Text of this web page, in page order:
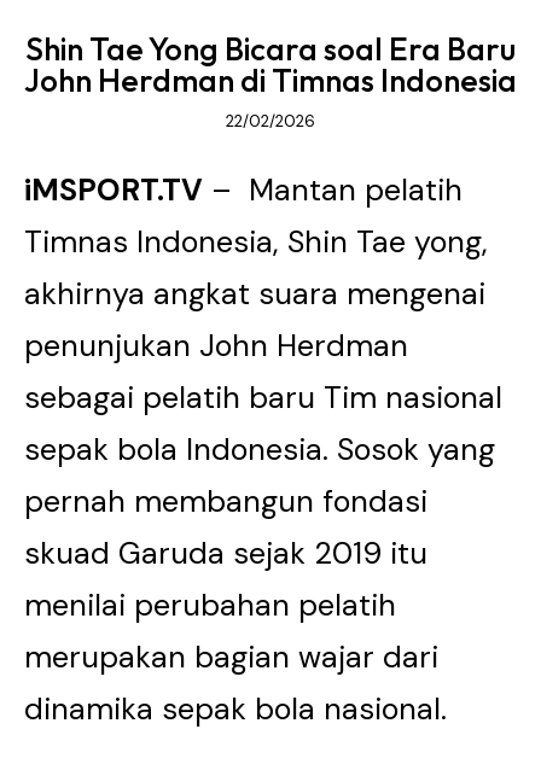
Shin Tae Yong Bicara soal Era Baru
John Herdman di Timnas Indonesia
22/02/2026
iMSPORT.TV – Mantan pelatih
Timnas Indonesia, Shin Tae yong,
akhirnya angkat suara mengenai
penunjukan John Herdman
sebagai pelatih baru Tim nasional
sepak bola Indonesia. Sosok yang
pernah membangun fondasi
skuad Garuda sejak 2019 itu
menilai perubahan pelatih
merupakan bagian wajar dari
dinamika sepak bola nasional.